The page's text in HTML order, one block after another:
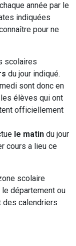
année par le
indiquées
pour ne
scolaires
du jour indiqué.
sont donc en
élèves qui ont
officiellement
le matin du jour
cours a lieu ce
scolaire
département ou
des calendriers